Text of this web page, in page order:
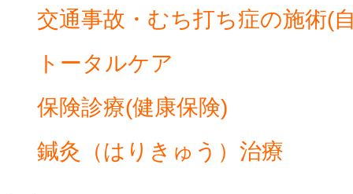
交通事故・むち打ち症の施術(
トータルケア
保険診療(健康保険)
鍼灸（はりきゅう）治療